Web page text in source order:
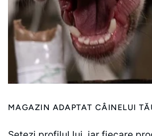
MAGAZIN ADAPTAT CÂINELUI